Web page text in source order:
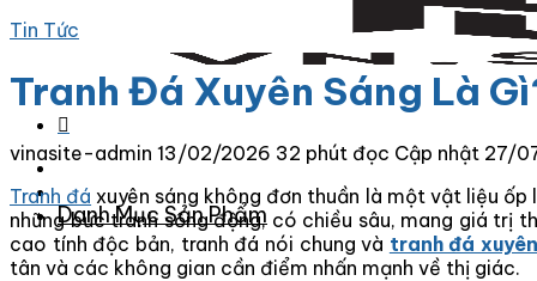
Danh Mục Sản Phẩm
Tin Tức
Tranh Đá Xuyên Sáng Là
vinasite-admin 13/02/2026 32 phút đọc Cập nhật 27/
Tranh đá xuyên sáng không đơn thuần là một vật liệu
những bức tranh sống động, có chiều sâu, mang giá
cao tính độc bản, tranh đá nói chung và tranh đá
tân và các không gian cần điểm nhấn mạnh về thị giác.